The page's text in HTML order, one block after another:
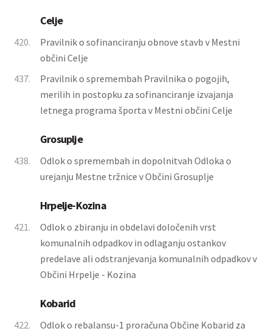
Celje
420.
Pravilnik o sofinanciranju obnove stavb v Mestni
občini Celje
437.
Pravilnik o spremembah Pravilnika o pogojih,
merilih in postopku za sofinanciranje izvajanja
letnega programa športa v Mestni občini Celje
Grosuplje
438.
Odlok o spremembah in dopolnitvah Odloka o
urejanju Mestne tržnice v Občini Grosuplje
Hrpelje-Kozina
421.
Odlok o zbiranju in obdelavi določenih vrst
komunalnih odpadkov in odlaganju ostankov
predelave ali odstranjevanja komunalnih odpadkov v
Občini Hrpelje - Kozina
Kobarid
422.
Odlok o rebalansu-1 proračuna Občine Kobarid za